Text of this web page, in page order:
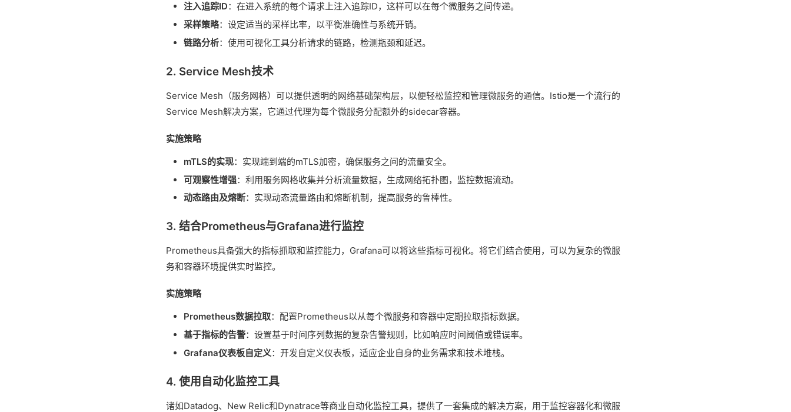
注入追踪ID：在进入系统的每个请求上注入追踪ID，这样可以在每个微服务之间传递。
采样策略：设定适当的采样比率，以平衡准确性与系统开销。
链路分析：使用可视化工具分析请求的链路，检测瓶颈和延迟。
2. Service Mesh技术
Service Mesh（服务网格）可以提供透明的网络基础架构层，以便轻松监控和管理微服务的通信。Istio是一个流行的
Service Mesh解决方案，它通过代理为每个微服务分配额外的sidecar容器。
实施策略
mTLS的实现：实现端到端的mTLS加密，确保服务之间的流量安全。
可观察性增强：利用服务网格收集并分析流量数据，生成网络拓扑图，监控数据流动。
动态路由及熔断：实现动态流量路由和熔断机制，提高服务的鲁棒性。
3. 结合Prometheus与Grafana进行监控
Prometheus具备强大的指标抓取和监控能力，Grafana可以将这些指标可视化。将它们结合使用，可以为复杂的微服
务和容器环境提供实时监控。
实施策略
Prometheus数据拉取：配置Prometheus以从每个微服务和容器中定期拉取指标数据。
基于指标的告警：设置基于时间序列数据的复杂告警规则，比如响应时间阈值或错误率。
Grafana仪表板自定义：开发自定义仪表板，适应企业自身的业务需求和技术堆栈。
4. 使用自动化监控工具
诸如Datadog、New Relic和Dynatrace等商业自动化监控工具，提供了一套集成的解决方案，用于监控容器化和微服